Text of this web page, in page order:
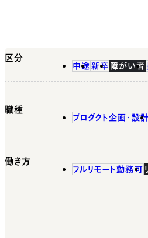
区分
中途 新卒 障がい者
職種
プロダクト企画・設計
働き方
フルリモート勤務可